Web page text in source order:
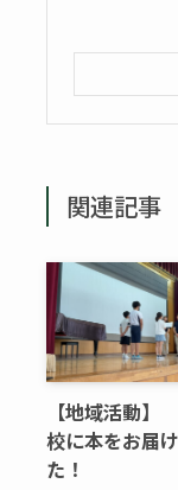
関連記事
【地域活動
校に本をお届
た！